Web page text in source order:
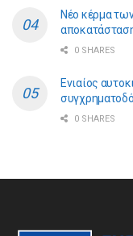
Νέο κέρμα
0 SHARES
Ενιαίος
0 SHARES